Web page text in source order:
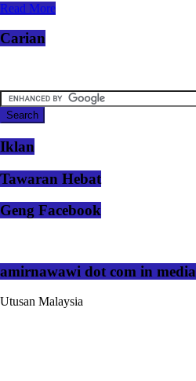
Read More
Carian
Iklan
Tawaran Hebat
Geng Facebook
amirnawawi dot com in media
Utusan Malaysia